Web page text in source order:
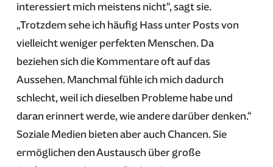
interessiert mich meistens nicht“, sagt sie.
„Trotzdem sehe ich häufig Hass unter Posts von
vielleicht weniger perfekten Menschen. Da
beziehen sich die Kommentare oft auf das
Aussehen. Manchmal fühle ich mich dadurch
schlecht, weil ich dieselben Probleme habe und
daran erinnert werde, wie andere darüber denken.“
Soziale Medien bieten aber auch Chancen. Sie
ermöglichen den Austausch über große